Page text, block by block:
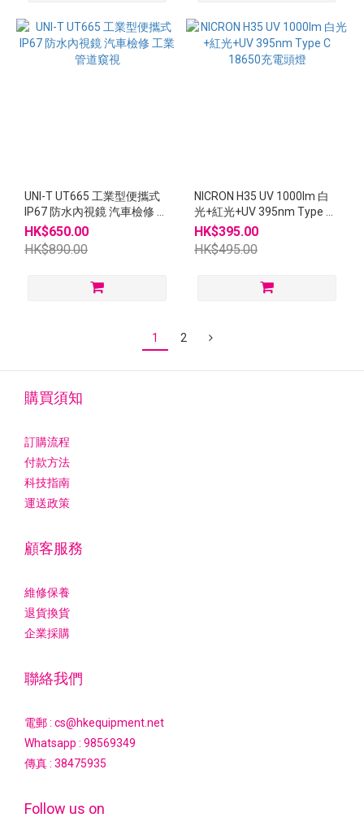
UNI-T UT665 工業型便攜式
IP67 防水內視鏡 汽車檢修 工
業管道窺視
HK$650.00
HK$890.00
NICRON H35 UV 1000lm 白
光+紅光+UV 395nm Type C
18650充電頭燈
HK$395.00
HK$495.00
1 2
購買須知
訂購流程
付款方法
科技指南
運送政策
顧客服務
維修保養
退貨換貨
企業採購
聯絡我們
電郵 : cs@hkequipment.net
Whatsapp : 98569349
傳真 : 38475935
Follow us on